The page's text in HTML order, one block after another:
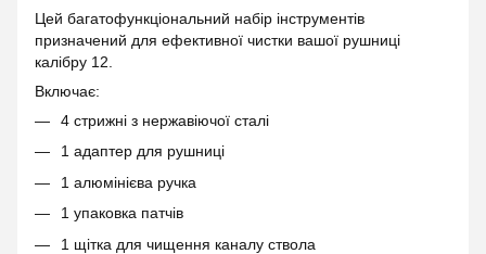
Цей багатофункціональний набір інструментів
призначений для ефективної чистки вашої рушниці
калібру 12.
Включає:
4 стрижні з нержавіючої сталі
1 адаптер для рушниці
1 алюмінієва ручка
1 упаковка патчів
1 щітка для чищення каналу ствола